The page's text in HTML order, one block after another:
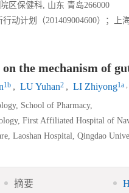
区保健科, 山东 青岛266000
行动计划（201409004600）；上
on the mechanism of
1b , LU Yuhan2 , LI Zhiyong1a ,
School of Pharmacy,
First Affiliated Hospital of
Laoshan Hospital, Qingdao
摘要